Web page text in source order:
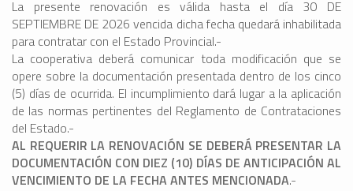
La presente renovación es válida hasta el día 30 DE
SEPTIEMBRE DE 2026 vencida dicha fecha quedará inhabilitada
para contratar con el Estado Provincial.-
La cooperativa deberá comunicar toda modificación que se
opere sobre la documentación presentada dentro de los cinco
(5) días de ocurrida. El incumplimiento dará lugar a la aplicación
de las normas pertinentes del Reglamento de Contrataciones
del Estado.-
AL REQUERIR LA RENOVACIÓN SE DEBERÁ PRESENTAR LA
DOCUMENTACIÓN CON DIEZ (10) DÍAS DE ANTICIPACIÓN AL
VENCIMIENTO DE LA FECHA ANTES MENCIONADA.-